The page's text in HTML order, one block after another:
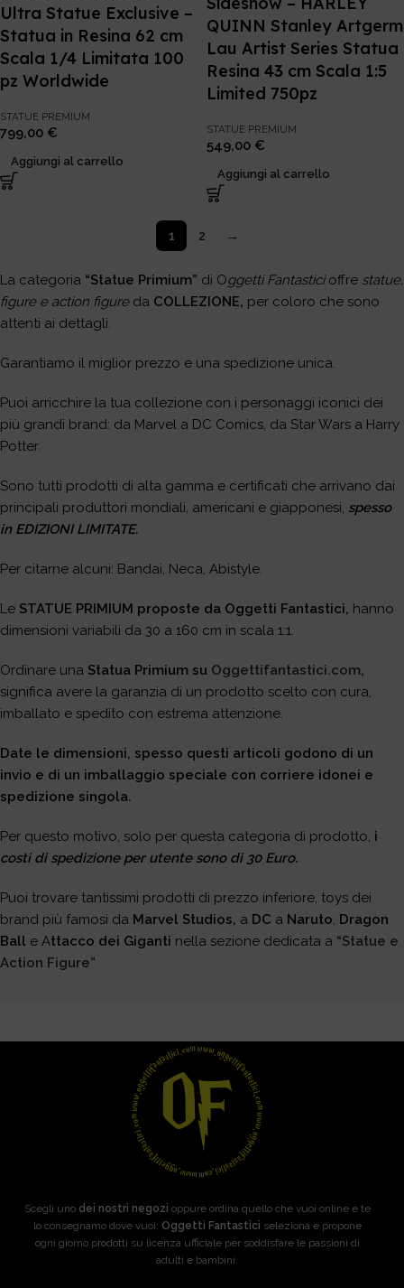
Ultra Statue Exclusive –
Statua in Resina 62 cm
Scala 1/4 Limitata 100
pz Worldwide
STATUE PREMIUM
799,00 €
Aggiungi al carrello
QUINN Stanley Artgerm
Lau Artist Series Statua
Resina 43 cm Scala 1:5
Limited 750pz
STATUE PREMIUM
549,00 €
Aggiungi al carrello
1 2 →
La categoria “Statue Primium” di Oggetti Fantasticioffre statue,
figure e action figureda COLLEZIONE, per coloro che sono
attenti ai dettagli.
Garantiamo il miglior prezzo e una spedizione unica.
Puoi arricchire la tua collezione con i personaggi iconici dei
più grandi brand: da Marvel a DC Comics, da Star Wars a Harry
Potter.
Sono tutti prodotti di alta gamma e certificati che arrivano dai
principali produttori mondiali, americani e giapponesi, spesso
in EDIZIONI LIMITATE.
Per citarne alcuni: Bandai, Neca, Abistyle.
Le STATUE PRIMIUM proposte da Oggetti Fantastici, hanno
dimensioni variabili da 30 a 160 cm in scala 1:1.
Ordinare una Statua Primium su Oggettifantastici.com,
significa avere la garanzia di un prodotto scelto con cura,
imballato e spedito con estrema attenzione.
Date le dimensioni, spesso questi articoli godono di un
invio e di un imballaggio speciale con corriere idonei e
spedizione singola.
Per questo motivo, solo per questa categoria di prodotto, i
costi di spedizione per utente sono di 30 Euro.
Puoi trovare tantissimi prodotti di prezzo inferiore, toys dei
brand più famosi da Marvel Studios, a DC a Naruto, Dragon
Ball e Attacco dei Giganti nella sezione dedicata a “Statue e
Action Figure”
Scegli uno dei nostri negozi oppure ordina quello che vuoi online e te
lo consegnamo dove vuoi: Oggetti Fantastici seleziona e propone
ogni giorno prodotti su licenza ufficiale per soddisfare le passioni di
adulti e bambini.